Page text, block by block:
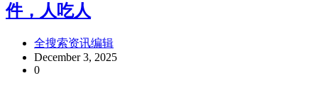
件，人吃人
全搜索资讯编辑
December 3, 2025
0